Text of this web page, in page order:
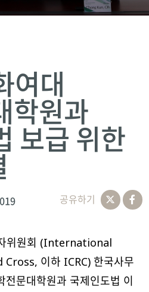
여대
학원과
보급 위한
공유하기
위원회 (International
이하 ICRC) 한국사무
전문대학원과 국제인도법 이